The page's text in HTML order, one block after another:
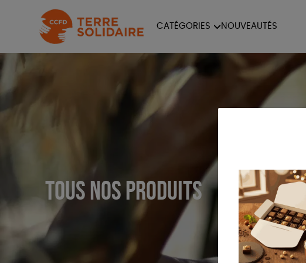
CATÉGORIES
ÉPICERIE
PAPETERIE
NOUVEAUTÉS
Tous nos produits